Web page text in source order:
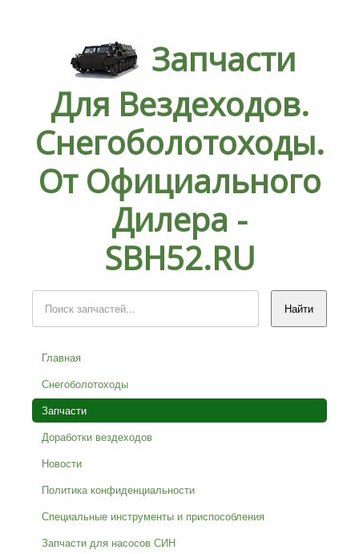
Запчасти
Для Вездеходов.
Снегоболотоходы.
От Официального
Дилера -
SBH52.RU
Главная
Снегоболотоходы
Запчасти
Доработки вездеходов
Новости
Политика конфиденциальности
Специальные инструменты и приспособления
Запчасти для насосов СИН